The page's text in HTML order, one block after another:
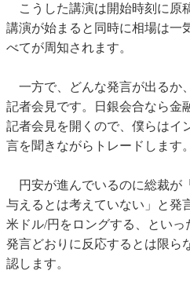
こうした講演は開始時刻に原
講演が始まると同時に相場は一
べてが周知されます。
一方で、どんな発言が出るか
記者会見です。日銀会合なら金
記者会見を開くので、僕らはイ
言を聞きながらトレードします。
円安が進んでいるのに総裁が
与えるとは考えていない」と発
米ドル/円をロングする、とい
発言どおりに反応するとは限ら
認します。